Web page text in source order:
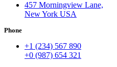
457 Morningview Lane,
New York USA
Phone
+1 (234) 567 890
+0 (987) 654 321